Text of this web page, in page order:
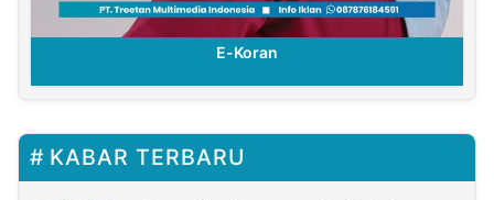
E-Koran
KABAR TERBARU